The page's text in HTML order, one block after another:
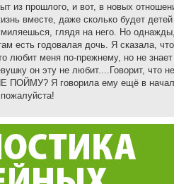
из прошлого, и вот, в новых
вместе, даже сколько будет
глядя на него. Но
есть годовалая дочь. Я сказала, что
любит меня по-прежнему, но не
он эту не любит....Говорит, что
ПОЙМУ? Я говорила ему ещё в